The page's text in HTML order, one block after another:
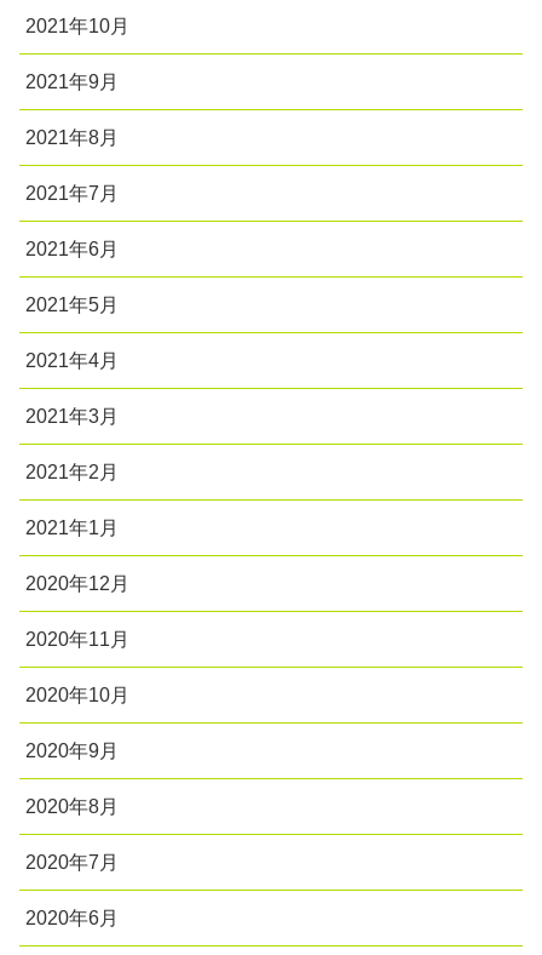
2021年10月
2021年9月
2021年8月
2021年7月
2021年6月
2021年5月
2021年4月
2021年3月
2021年2月
2021年1月
2020年12月
2020年11月
2020年10月
2020年9月
2020年8月
2020年7月
2020年6月